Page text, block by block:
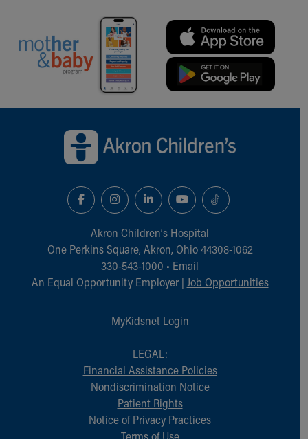
Akron Children‘s Hospital
One Perkins Square, Akron, Ohio 44308-1062
330-543-1000 • Email
An Equal Opportunity Employer | Job Opportunities
MyKidsnet Login
LEGAL:
Financial Assistance Policies
Nondiscrimination Notice
Patient Rights
Notice of Privacy Practices
Terms of Use